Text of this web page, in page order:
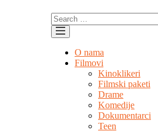
Search
for:
O nama
Filmovi
Kinoklikeri
Filmski paketi
Drame
Komedije
Dokumentarci
Teen